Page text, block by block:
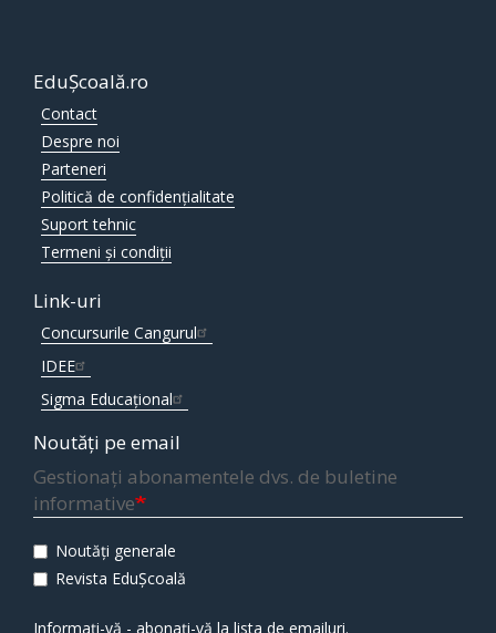
EduȘcoală.ro
Contact
Despre noi
Parteneri
Politică de confidențialitate
Suport tehnic
Termeni și condiții
Link-uri
Concursurile Cangurul
IDEE
Sigma Educațional
Noutăți pe email
Gestionați abonamentele dvs. de buletine
informative
Noutăți generale
Revista EduȘcoală
Informați-vă - abonați-vă la lista de emailuri.